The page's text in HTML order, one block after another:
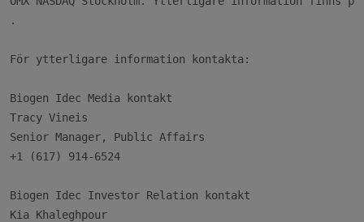
.
För ytterligare information kontakta:
Biogen Idec Media kontakt
Tracy Vineis
Senior Manager, Public Affairs
+1 (617) 914-6524
Biogen Idec Investor Relation kontakt
Kia Khaleghpour